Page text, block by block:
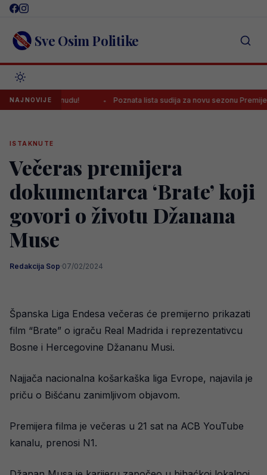
Skip
content Sve Osim Politike
NAJNOVIJE Poznata lista sudija za novu sezonu Premijer lige BiH:
ISTAKNUTE
Večeras premijera
dokumentarca ‘Brate’ koji
govori o životu Džanana
Muse
Redakcija Sop·07/02/2024
Španska Liga Endesa večeras će premijerno prikazati
film “Brate” o igraču Real Madrida i reprezentativcu
Bosne i Hercegovine Džananu Musi.
Najjača nacionalna košarkaška liga Evrope, najavila je
priču o Bišćanu zanimljivom objavom.
Premijera filma je večeras u 21 sat na ACB YouTube
kanalu, prenosi N1.